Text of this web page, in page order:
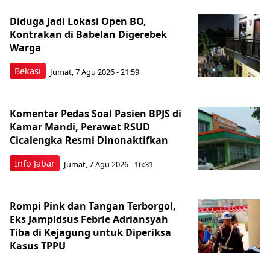
Bekasi
Diduga Jadi Lokasi Open BO,
Kontrakan di Babelan Digerebek
Warga
Jumat, 7 Agu 2026 - 21:59
Info Jabar
Komentar Pedas Soal Pasien BPJS di
Kamar Mandi, Perawat RSUD
Cicalengka Resmi Dinonaktifkan
Jumat, 7 Agu 2026 - 16:31
Rompi Pink dan Tangan Terborgol,
Eks Jampidsus Febrie Adriansyah
Tiba di Kejagung untuk Diperiksa
Kasus TPPU